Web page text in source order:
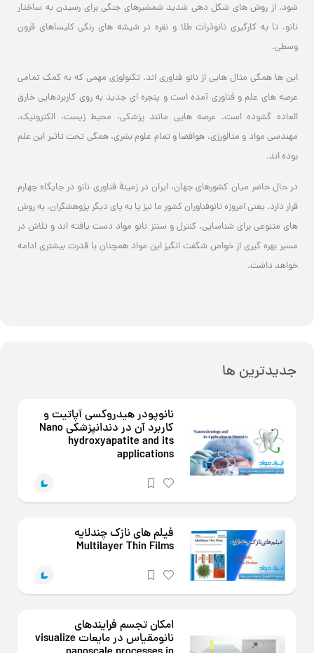
شود. از روش های شکل دهی شدید شمشیرهای جنگی برای رسیدن به ساختار
نانو. تا به کارگیری نانوذرات طلا و نقره در شیشه‌ های رنگی کلیساهای قرون‌
وسطی.
این ها همگی مثال هایی از نانو فناوری اند. تکنولوژی مهمی که به کمک تمامی
عرصه های علم و فناوری آمده است و پنجره ای جدید به روی کاربردهایی خارق
العاده گشوده است. عرصه هایی مانند پزشکی، محیط زیست، الکترونیک،
مهندسی مواد و متالورژی، هوافضا و تمام علوم بشری، همگی تحت تاثیر این علم
بوده اند.
در حال حاضر میان کشورهای جهان، ایران در زمینۀ فناوری نانو در جایگاه چهارم
قرار دارد. یعنی امروزه نانوفناوران کشور ما نیز پا به پای دیگر پژوهشگران، به روش
‌های متنوعی برای شناسایی، کنترل و سنتز نانو مواد دست یافته اند و تلاش در
مسیر بهره ‌گیری از خواص شگفت انگیز این مواد همچنان با قدرت بیشتری ادامه
خواهد داشت.
جدیدترین ها
نانوپودر هیدروکسی آپاتیت و
کاربرد آن در دندانپزشکی Nano
hydroxyapatite and its
applications
فیلم های نازک چندلایه
Multilayer Thin Films
امکان تجسم فرایندهای
نانومقیاس در مایعات visualize